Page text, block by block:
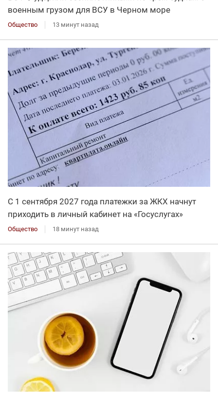
военным грузом для ВСУ в Черном море
Общество 13 минут назад
С 1 сентября 2027 года платежки за ЖКХ начнут
приходить в личный кабинет на «Госуслугах»
Общество 18 минут назад